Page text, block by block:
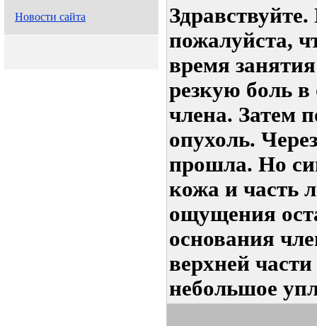
Новости сайта
пожалуйста,
время
резкую боль в
члена. Затем
опухоль.
прошла. Но
кожа и часть
ощущения
основания
верхней
небольшое